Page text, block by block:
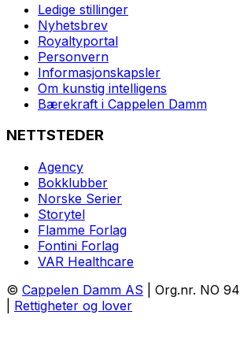
Ledige stillinger
Nyhetsbrev
Royaltyportal
Personvern
Informasjonskapsler
Om kunstig intelligens
Bærekraft i Cappelen Damm
NETTSTEDER
Agency
Bokklubber
Norske Serier
Storytel
Flamme Forlag
Fontini Forlag
VAR Healthcare
© Cappelen Damm AS | Org.nr. NO
Rettigheter og lover